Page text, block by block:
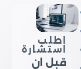
اطلب
استشارة
قبل ان